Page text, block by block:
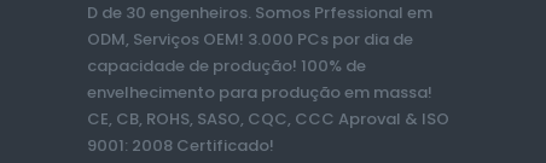
D de 30 engenheiros. Somos Prfessional em
ODM, Serviços OEM! 3.000 PCs por dia de
capacidade de produção! 100% de
envelhecimento para produção em massa!
CE, CB, ROHS, SASO, CQC, CCC Aproval & ISO
9001: 2008 Certificado!